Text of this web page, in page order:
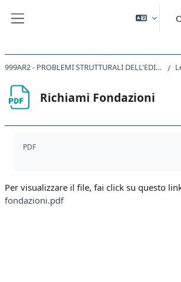
999AR2 - PROBLEMI STRUTTURALI DELL'EDILIZIA STORICA 2021
Richiami Fondazioni
PDF
Per visualizzare il file, fai click su questo
fondazioni.pdf